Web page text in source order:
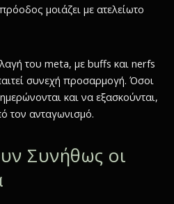
μοιάζει με ατελείωτο
του meta, με buffs και nerfs
συνεχή προσαρμογή. Όσοι
και να εξασκούνται,
τον ανταγωνισμό.
Συνήθως οι